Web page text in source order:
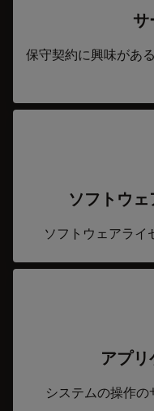
サ
保守契約に興味があ
ソフトウ
ソフトウェアライ
アプ
システムの操作